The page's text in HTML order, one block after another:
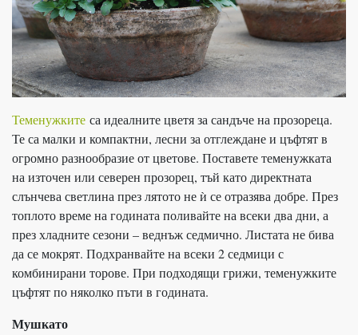
Теменужките са идеалните цветя за сандъче на прозореца.
Те са малки и компактни, лесни за отглеждане и цъфтят в
огромно разнообразие от цветове. Поставете теменужката
на източен или северен прозорец, тъй като директната
слънчева светлина през лятото не ѝ се отразява добре. През
топлото време на годината поливайте на всеки два дни, а
през хладните сезони – веднъж седмично. Листата не бива
да се мокрят. Подхранвайте на всеки 2 седмици с
комбинирани торове. При подходящи грижи, теменужките
цъфтят по няколко пъти в годината.
Мушкато